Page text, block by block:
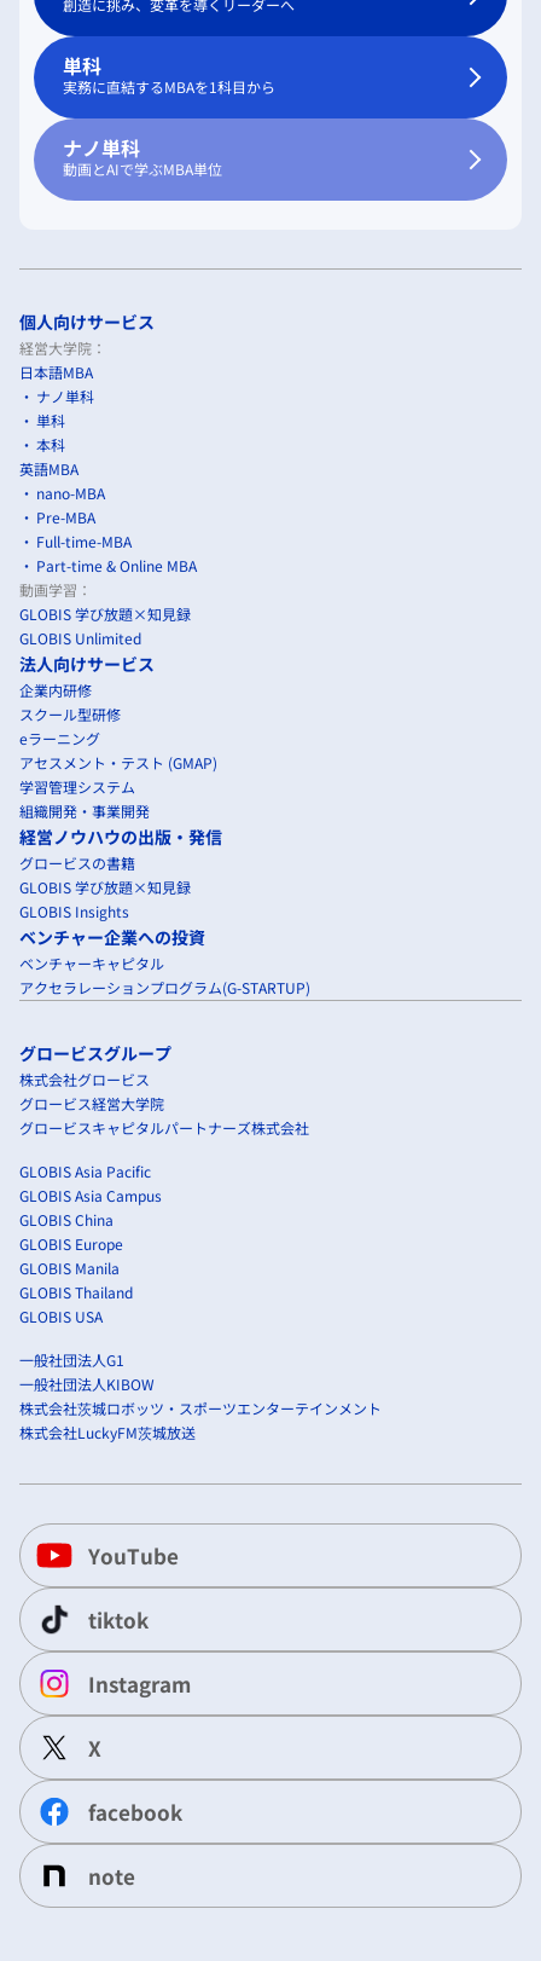
単科
実務に直結するMBAを1科目から
ナノ単科
動画とAIで学ぶMBA単位
個人向けサービス
経営大学院：
日本語MBA
ナノ単科
単科
本科
英語MBA
nano-MBA
Pre-MBA
Full-time-MBA
Part-time & Online MBA
動画学習：
GLOBIS 学び放題×知見録
GLOBIS Unlimited
法人向けサービス
企業内研修
スクール型研修
eラーニング
アセスメント・テスト (GMAP)
学習管理システム
組織開発・事業開発
経営ノウハウの出版・発信
グロービスの書籍
GLOBIS 学び放題×知見録
GLOBIS Insights
ベンチャー企業への投資
ベンチャーキャピタル
アクセラレーションプログラム(G-STARTUP)
グロービスグループ
株式会社グロービス
グロービス経営大学院
グロービスキャピタルパートナーズ株式会社
GLOBIS Asia Pacific
GLOBIS Asia Campus
GLOBIS China
GLOBIS Europe
GLOBIS Manila
GLOBIS Thailand
GLOBIS USA
一般社団法人G1
一般社団法人KIBOW
株式会社茨城ロボッツ・スポーツエンターテインメント
株式会社LuckyFM茨城放送
YouTube
tiktok
Instagram
X
facebook
note